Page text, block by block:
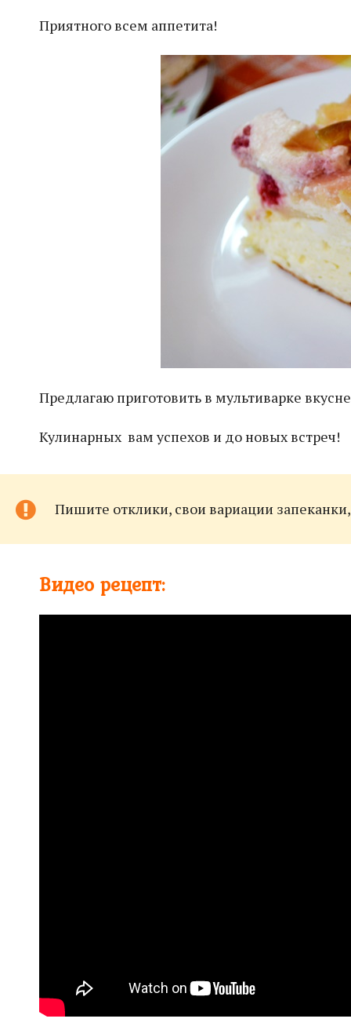
Приятного всем аппетита!
Предлагаю приготовить в мультиварке
Кулинарных вам успехов и до новых встреч!
Пишите отклики, свои вариации
Видео рецепт: